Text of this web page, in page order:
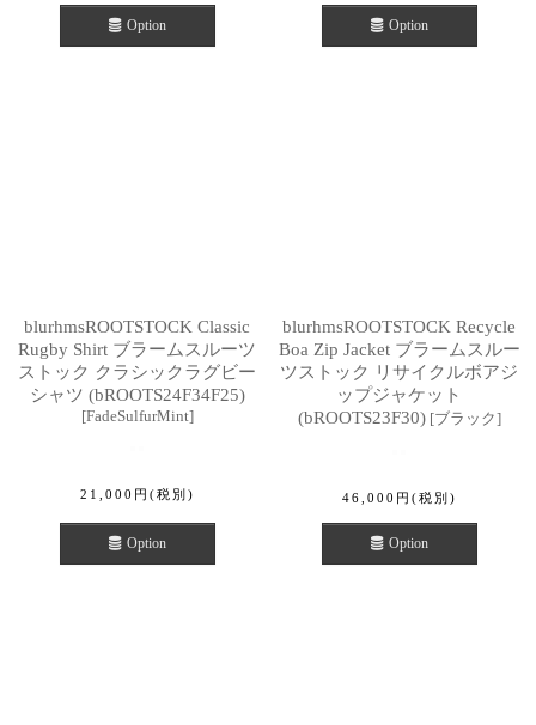
Option Option
blurhmsROOTSTOCK Classic
Rugby Shirt ブラームスルーツ
ストック クラシックラグビー
シャツ (bROOTS24F34F25)
[FadeSulfurMint]
21,000 円 (税別)
Option
blurhmsROOTSTOCK Recycle
Boa Zip Jacket ブラームスルー
ツストック リサイクルボアジ
ップジャケット
(bROOTS23F30) [ブラック]
46,000 円 (税別)
Option